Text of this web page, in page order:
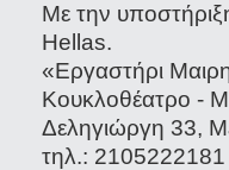
Με την
Hellas.
«Εργαστήρι
Κουκλοθέατρο -
Δεληγιώργη 33,
τηλ.: